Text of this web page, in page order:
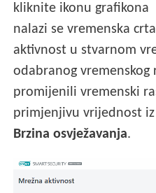
kliknite ikonu grafikona
nalazi se vremenska
aktivnost u stvarnom
odabranog vremenskog
promijenili vremenski
primjenjivu vrijednost
Brzina osvježavanja.